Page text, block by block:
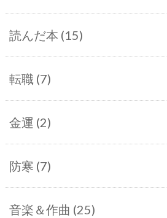
読んだ本 (15)
転職 (7)
金運 (2)
防寒 (7)
音楽＆作曲 (25)